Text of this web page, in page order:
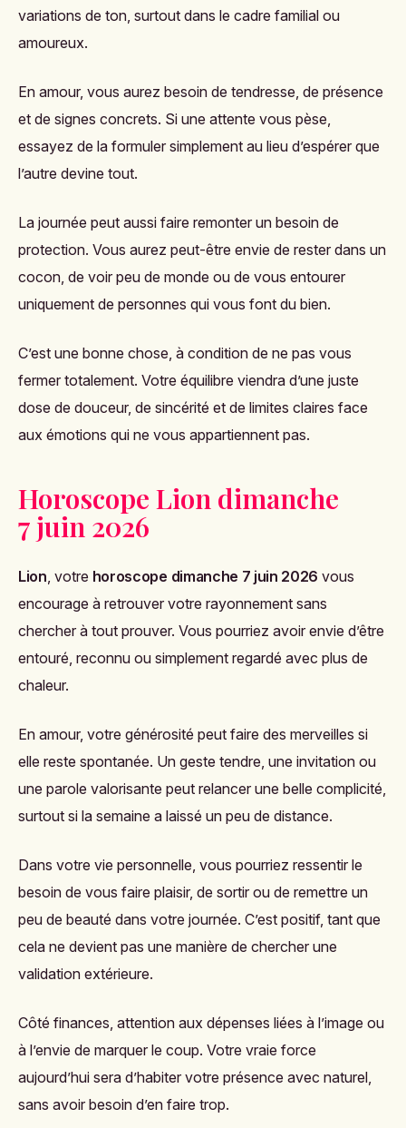
variations de ton, surtout dans le cadre familial ou
amoureux.
En amour, vous aurez besoin de tendresse, de présence
et de signes concrets. Si une attente vous pèse,
essayez de la formuler simplement au lieu d’espérer que
l’autre devine tout.
La journée peut aussi faire remonter un besoin de
protection. Vous aurez peut-être envie de rester dans un
cocon, de voir peu de monde ou de vous entourer
uniquement de personnes qui vous font du bien.
C’est une bonne chose, à condition de ne pas vous
fermer totalement. Votre équilibre viendra d’une juste
dose de douceur, de sincérité et de limites claires face
aux émotions qui ne vous appartiennent pas.
Horoscope Lion dimanche
7 juin 2026
Lion, votre horoscope dimanche 7 juin 2026 vous
encourage à retrouver votre rayonnement sans
chercher à tout prouver. Vous pourriez avoir envie d’être
entouré, reconnu ou simplement regardé avec plus de
chaleur.
En amour, votre générosité peut faire des merveilles si
elle reste spontanée. Un geste tendre, une invitation ou
une parole valorisante peut relancer une belle complicité,
surtout si la semaine a laissé un peu de distance.
Dans votre vie personnelle, vous pourriez ressentir le
besoin de vous faire plaisir, de sortir ou de remettre un
peu de beauté dans votre journée. C’est positif, tant que
cela ne devient pas une manière de chercher une
validation extérieure.
Côté finances, attention aux dépenses liées à l’image ou
à l’envie de marquer le coup. Votre vraie force
aujourd’hui sera d’habiter votre présence avec naturel,
sans avoir besoin d’en faire trop.